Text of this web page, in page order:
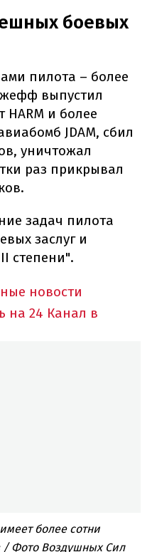
боевых
пилота – более
выпустил
HARM и более
JDAM, сбил
уничтожал
раз прикрывал
задач пилота
заслуг и
степени".
новости
на 24 Канал в
более сотни
/ Фото Воздушных Сил